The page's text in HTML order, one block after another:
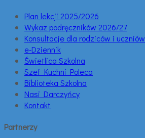
Plan lekcji 2025/2026
Wykaz podręczników 2026/27
Konsultacje dla rodziców i uczniów
e-Dziennik
Świetlica Szkolna
Szef Kuchni Poleca
Biblioteka Szkolna
Nasi Darczyńcy
Kontakt
Partnerzy